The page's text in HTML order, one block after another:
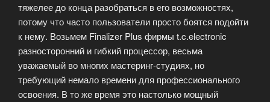
тяжелее до конца разобраться в его возможностях,
потому что часто пользователи просто боятся подойти
к нему. Возьмем Finalizer Plus фирмы t.c.electronic
разносторонний и гибкий процессор, весьма
уважаемый во многих мастеринг-студиях, но
требующий немало времени для профессионального
освоения. В то же время это настолько мощный